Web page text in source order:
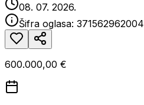
08. 07. 2026.
Šifra oglasa: 371562962004
600.000,00 €